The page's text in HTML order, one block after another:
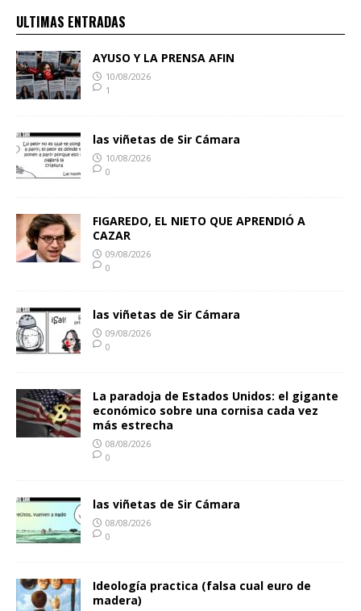
ULTIMAS ENTRADAS
AYUSO Y LA PRENSA AFIN
10/08/2026
1
las viñetas de Sir Cámara
10/08/2026
0
FIGAREDO, EL NIETO QUE APRENDIÓ A
CAZAR
09/08/2026
0
las viñetas de Sir Cámara
09/08/2026
0
La paradoja de Estados Unidos: el gigante
económico sobre una cornisa cada vez
más estrecha
08/08/2026
0
las viñetas de Sir Cámara
08/08/2026
0
Ideología practica (falsa cual euro de
madera)